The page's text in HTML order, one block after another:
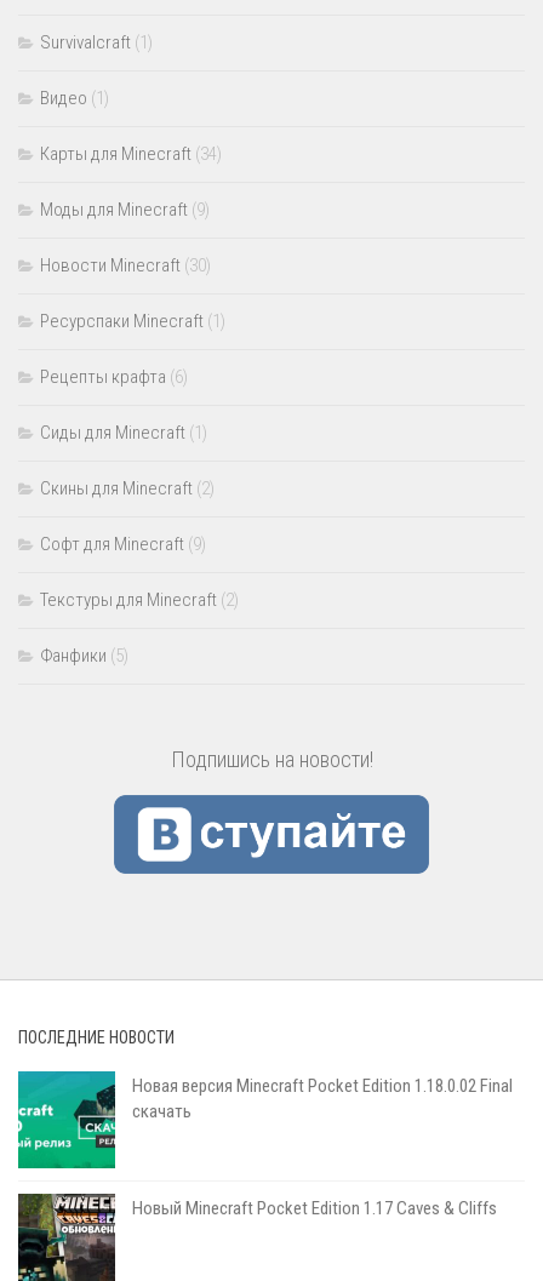
Survivalcraft (1)
Видео (1)
Карты для Minecraft (34)
Моды для Minecraft (9)
Новости Minecraft (30)
Ресурспаки Minecraft (1)
Рецепты крафта (6)
Сиды для Minecraft (1)
Скины для Minecraft (2)
Софт для Minecraft (9)
Текстуры для Minecraft (2)
Фанфики (5)
Подпишись на новости!
ПОСЛЕДНИЕ НОВОСТИ
Новая версия Minecraft Pocket Edition 1.18.0.02 Final
скачать
Новый Minecraft Pocket Edition 1.17 Сaves & Cliffs